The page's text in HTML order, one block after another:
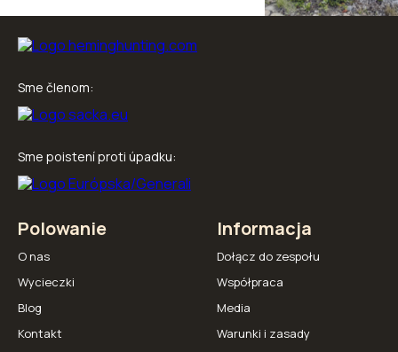
Sme členom:
Sme poistení proti úpadku:
Polowanie
O nas
Wycieczki
Blog
Kontakt
Informacja
Dołącz do zespołu
Współpraca
Media
Warunki i zasady